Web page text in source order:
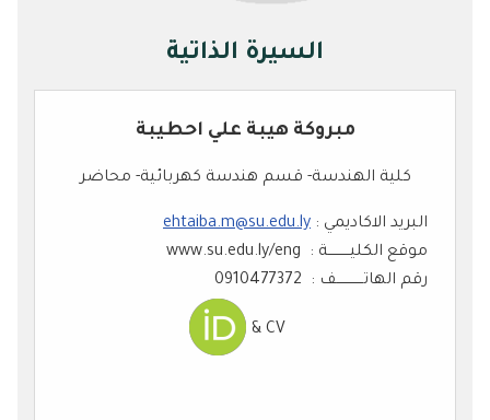
السيرة الذاتية
مبروكة هيبة علي احطيبة
كلية الهندسة- قسم هندسة كهربائية- محاضر
البريد الاكاديمي : ehtaiba.m@su.edu.ly
موقع الكليــــــــــة : www.su.edu.ly/eng
رقم الهاتــــــــــــف : 0910477372